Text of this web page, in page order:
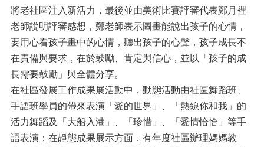
將老社區注入新活力，最後並由美術比賽評審代表鄭月裡
老師說明評審感想，鄭老師表示圖畫能說出孩子的心情，
要用心看孩子畫中的心情，聽出孩子的心聲，孩子成長不
在責備與要求，在於鼓勵、肯定與信心，並以「孩子的成
長需要鼓勵」與全體分享。
在社區發展工作成果展活動中，動態活動由社區舞蹈班、
手語班學員的帶來表演「愛的世界」、「熱線你和我」的
活力舞蹈及「大船入港」、「珍惜」、「愛情恰恰」等手
語表演；在靜態成果展示方面，有年度社區辦理媽媽教